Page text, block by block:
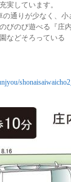
実しています。
通りが少なく、小
びのび遊べる『庄内
などそろっている